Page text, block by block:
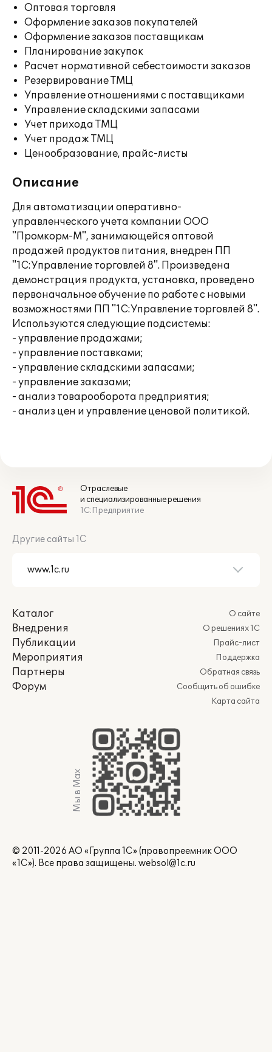
Оптовая торговля
Оформление заказов покупателей
Оформление заказов поставщикам
Планирование закупок
Расчет нормативной себестоимости заказов
Резервирование ТМЦ
Управление отношениями с поставщиками
Управление складскими запасами
Учет прихода ТМЦ
Учет продаж ТМЦ
Ценообразование, прайс-листы
Описание
Для автоматизации оперативно-
управленческого учета компании ООО
"Промкорм-М", занимающейся оптовой
продажей продуктов питания, внедрен ПП
"1С:Управление торговлей 8". Произведена
демонстрация продукта, установка, проведено
первоначальное обучение по работе с новыми
возможностями ПП "1С:Управление торговлей 8".
Используются следующие подсистемы:
- управление продажами;
- управление поставками;
- управление складскими запасами;
- управление заказами;
- анализ товарооборота предприятия;
- анализ цен и управление ценовой политикой.
Отраслевые
и специализированные решения
1С:Предприятие
Другие сайты 1С
Каталог
Внедрения
Публикации
Мероприятия
Партнеры
Форум
О сайте
О решениях 1С
Прайс-лист
Поддержка
Обратная связь
Сообщить об ошибке
Карта сайта
Мы в Max
© 2011-2026 АО «Группа 1С» (правопреемник ООО
«1С»). Все права защищены. websol@1c.ru